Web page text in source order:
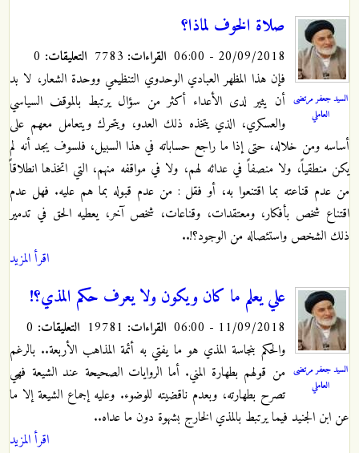
السيد جعفر مرتضى
العاملي
صلاة الخوف لماذا؟
20/09/2018 - 06:00 القراءات: التعليقات:
فإن هذا المظهر العبادي الوحدوي التنظيمي ووحدة الشعار، لا بد
أن يثير لدى الأعداء أكثر من سؤال يرتبط بالموقف السياسي
والعسكري، الذي يتخذه ذلك العدو، ويتحرك ويتعامل معهم على
أساسه ومن خلاله، حتى إذا ما راجع حساباته في هذا السبيل، فلسوف يجد أنه لم
يكن منطقياً، ولا منصفاً في عدائه لهم، ولا في مواقفه منهم، التي اتخذها انطلاقاً
من عدم قناعته بما اقتنعوا به، أو فقل : من عدم قبوله بما هم عليه. فهل عدم
اقتناع شخص بأفكار، ومعتقدات، وقناعات، شخص آخر، يعطيه الحق في تدمير
ذلك الشخص واستئصاله من الوجود؟!..
اقرأ المزيد
السيد جعفر مرتضى
العاملي
علي يعلم ما كان ويكون ولا يعرف حكم المذي؟!
11/09/2018 - 06:00 القراءات: التعليقات:
والحكم بنجاسة المذي هو ما يفتي به أئمة المذاهب الأربعة.. بالرغم
من قولهم بطهارة المني. أما الروايات الصحيحة عند الشيعة فهي
تصرح بطهارته، وبعدم ناقضيته للوضوء. وعليه إجماع الشيعة إلا ما
عن ابن الجنيد فيما يرتبط بالمذي الخارج بشهوة دون ما عداه..
اقرأ المزيد